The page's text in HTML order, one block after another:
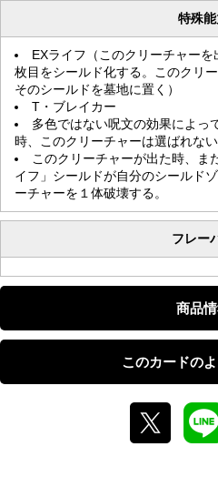
特殊能
EXライフ（このクリーチャーを
枚目をシールド化する。このクリ
そのシールドを墓地に置く）
T・ブレイカー
多色ではない呪文の効果によっ
時、このクリーチャーは選ばれない
このクリーチャーが出た時、ま
イフ」シールドが自分のシールド
ーチャーを１体破壊する。
フレー
商品
このカードの